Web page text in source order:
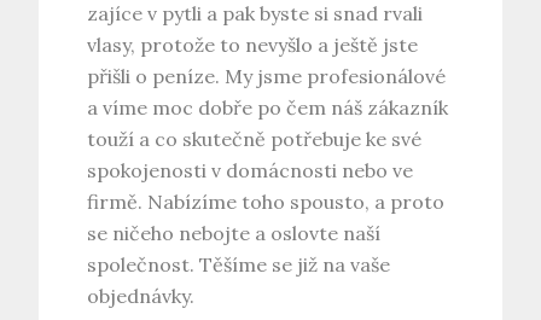
zajíce v pytli a pak byste si snad rvali
vlasy, protože to nevyšlo a ještě jste
přišli o peníze. My jsme profesionálové
a víme moc dobře po čem náš zákazník
touží a co skutečně potřebuje ke své
spokojenosti v domácnosti nebo ve
firmě. Nabízíme toho spousto, a proto
se ničeho nebojte a oslovte naší
společnost. Těšíme se již na vaše
objednávky.